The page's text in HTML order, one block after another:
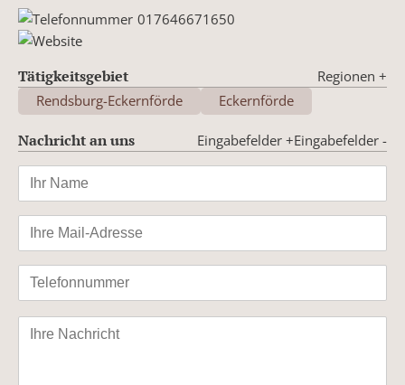
017646671650
Tätigkeitsgebiet Regionen +
Rendsburg-Eckernförde
Eckernförde
Nachricht an uns Eingabefelder -
Eingabefelder +
Bitte
lasse